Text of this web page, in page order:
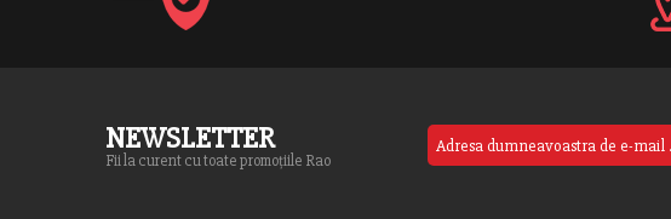
NEWSLETTER
Fii la curent cu toate promoțiile Rao